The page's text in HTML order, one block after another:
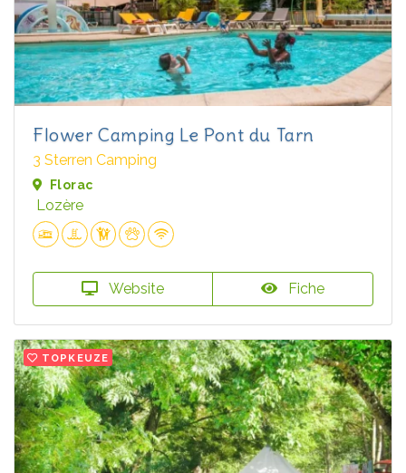
Flower Camping Le Pont du Tarn
3 Sterren Camping
Florac
Lozère
Website Fiche
TOPKEUZE